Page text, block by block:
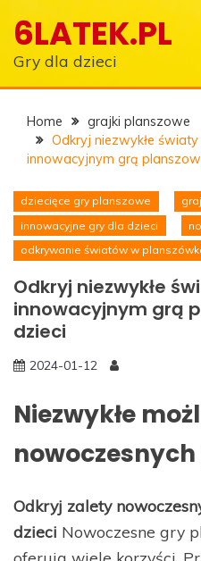
content
6LATEK.PL
Gry dla dzieci
Home
grajki planszowe
Odkryj niezwykłe
innowacyjnym grą
dziecięce gry planszowe
innowacyjne gry dla dzieci
odkrywanie światów w
Odkryj niezwykłe
innowacyjnym grą
dzieci
2024-01-12
Niezwykłe
Odkryj zalety
dzieci Nowoczesne gry